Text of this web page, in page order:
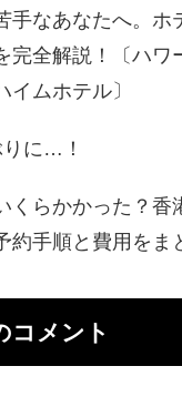
手なあなたへ。ホ
完全解説！〔ハワ
イムホテル〕
に…！
くらかかった？香
約手順と費用をま
コメント